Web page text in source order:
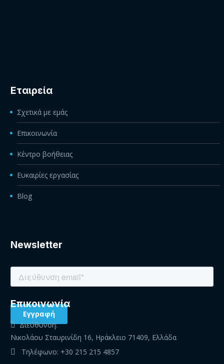
Εταιρεία
Σχετικά με εμάς
Επικοινωνία
Κέντρο βοήθειας
Ευκαιρίες εργασίας
Blog
Newsletter
Eπικοινωνία
Διεύθυνση:
Νικολάου Σταυρινίδη 16, Ηράκλειο 71409, Ελλάδα
Τηλέφωνο: +30 215 215 4857